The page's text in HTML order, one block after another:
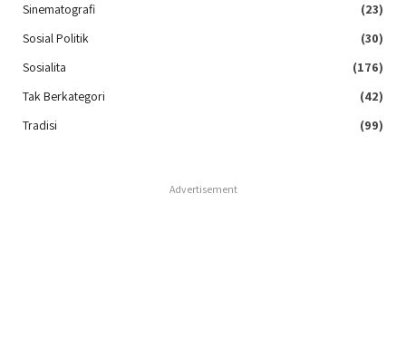
Sinematografi
(23)
Sosial Politik
(30)
Sosialita
(176)
Tak Berkategori
(42)
Tradisi
(99)
Advertisement